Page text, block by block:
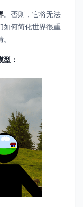
。否则，它将无法
如何简化世界很重
：